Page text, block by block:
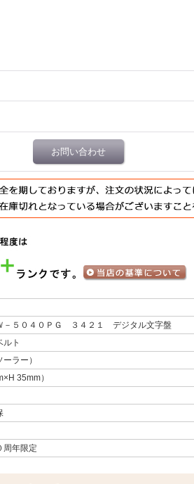
お問い合わせ
－５０４０ＰＧ ３４２１ デジタル文字盤
ト
ラー）
35mm）
年限定